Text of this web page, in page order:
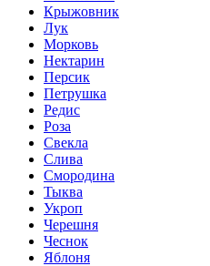
Крыжовник
Лук
Морковь
Нектарин
Персик
Петрушка
Редис
Роза
Свекла
Слива
Смородина
Тыква
Укроп
Черешня
Чеснок
Яблоня